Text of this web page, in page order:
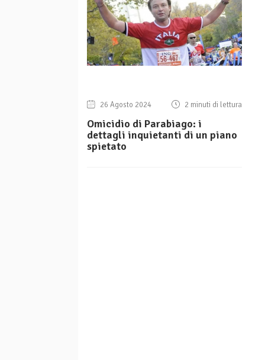
26 Agosto 2024 2 minuti di lettura
Omicidio di Parabiago: i
dettagli inquietanti di un piano
spietato